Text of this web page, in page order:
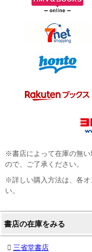
※書店によって在庫の無
ので、ご了承ください。
※詳しい購入方法は、各オ
い。
書店の在庫をみる
三省堂書店